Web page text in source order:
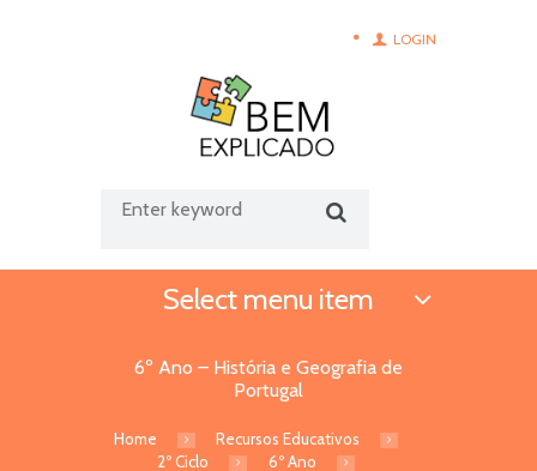
LOGIN
Select menu item
6º Ano – História e Geografia de
Portugal
Home
Recursos Educativos
2º Ciclo
6º Ano